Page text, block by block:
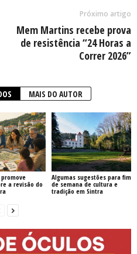
Próximo artigo
Mem Martins recebe prova
de resistência “24 Horas a
Correr 2026”
MAIS DO AUTOR
a revisão do
Algumas sugestões para fim
de semana de cultura e
tradição em Sintra